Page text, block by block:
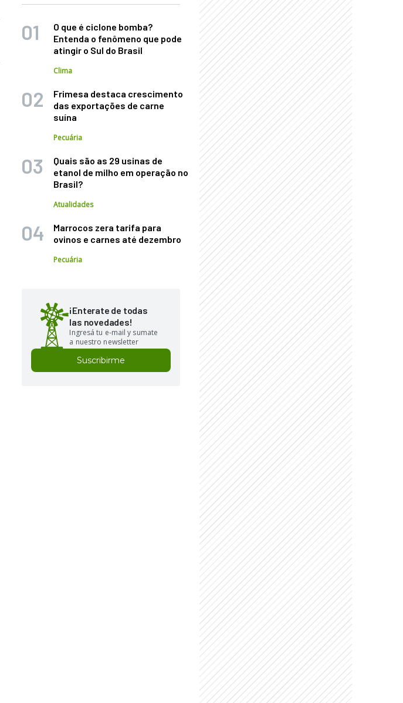
O que é ciclone bomba?
Entenda o fenômeno que pode
atingir o Sul do Brasil
Clima
Frimesa destaca crescimento
das exportações de carne
suína
Pecuária
Quais são as 29 usinas de
etanol de milho em operação no
Brasil?
Atualidades
Marrocos zera tarifa para
ovinos e carnes até dezembro
Pecuária
¡Enterate de todas
las novedades!
Ingresá tu e-mail y sumate
a nuestro newsletter
Suscribirme